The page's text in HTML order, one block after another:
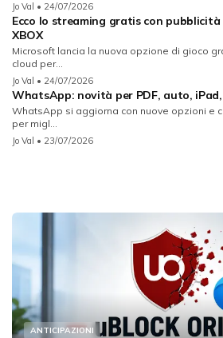
Jo Val • 24/07/2026
Ecco lo streaming gratis con pubblicità
XBOX
Microsoft lancia la nuova opzione di gioco
cloud per...
Jo Val • 24/07/2026
WhatsApp: novità per PDF, auto,
WhatsApp si aggiorna con nuove opzioni e
per migl...
Jo Val • 23/07/2026
ANTICIPAZIONI